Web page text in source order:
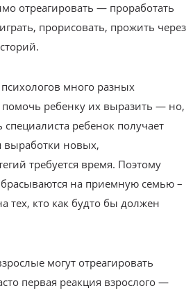
отреагировать — проработать
прорисовать, прожить через
много разных
ребенку их выразить — но,
ребенок получает
выработки новых,
требуется время. Поэтому
на приемную семью –
тех, кто как будто бы должен
могут отреагировать
первая реакция взрослого —